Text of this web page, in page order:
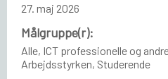
27. maj 2026
Målgruppe(r):
Alle, ICT professionelle og
Arbejdsstyrken, Studerende